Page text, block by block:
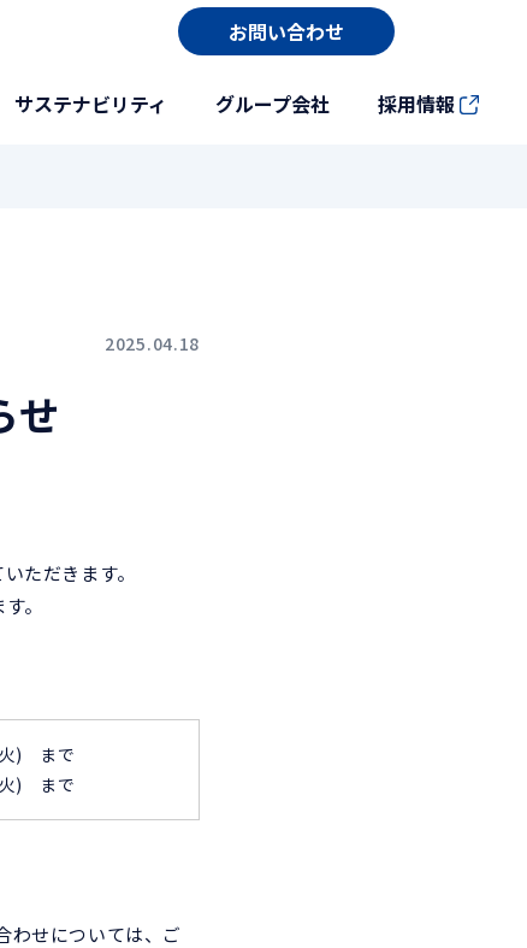
お問い合わせ
サステナビリティ グループ会社 採用情報
2025.04.18
せ
ただきます。
。
) まで
) まで
わせについては、ご